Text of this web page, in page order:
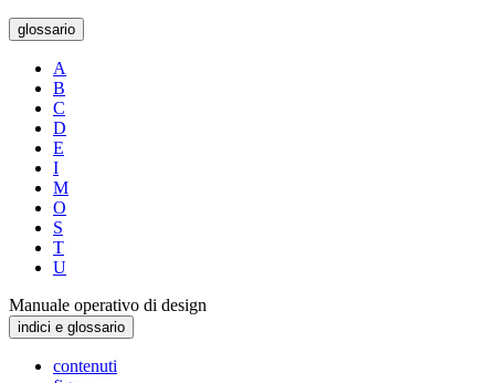
glossario
A
B
C
D
E
I
M
O
S
T
U
Manuale operativo di design
indici e glossario
contenuti